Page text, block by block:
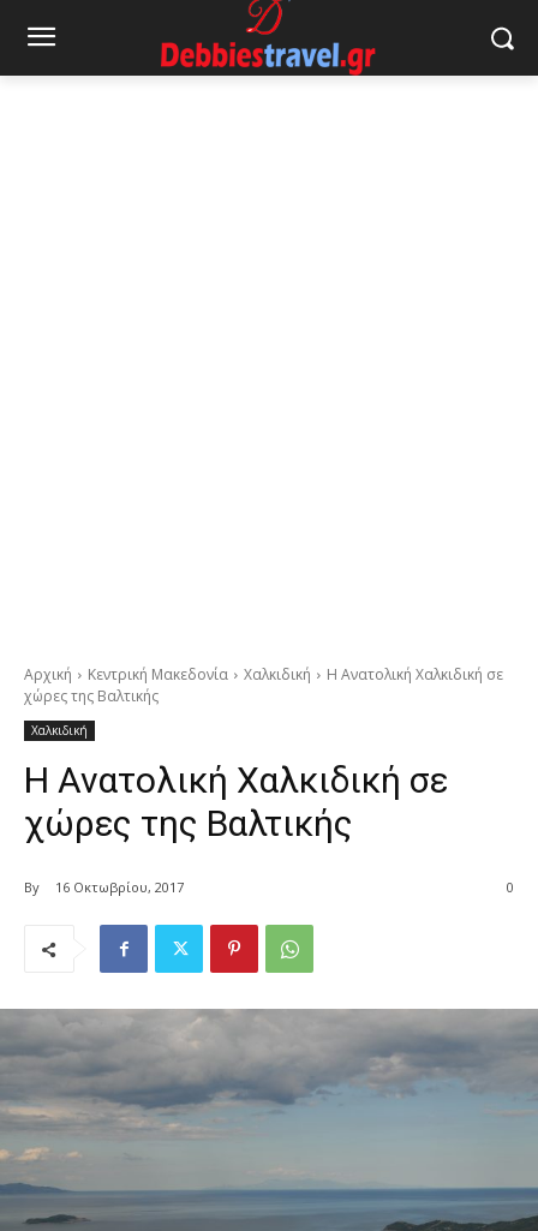
Αρχική Κεντρική Μακεδονία Χαλκιδική
Η Ανατολική Χαλκιδική σε
χώρες της Βαλτικής
Χαλκιδική
Η Ανατολική Χαλκιδική σε
χώρες της Βαλτικής
By 16 Οκτωβρίου, 2017 0